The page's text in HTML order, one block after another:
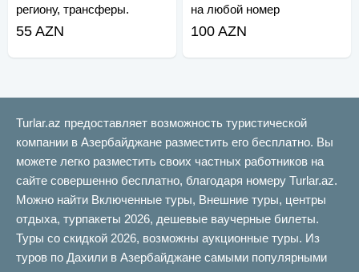
региону, трансферы.
Спринтер.
55 AZN
на любой номер
100 AZN
Turlar.az предоставляет возможность туристической
компании в Азербайджане разместить его бесплатно. Вы
можете легко разместить своих частных работников на
сайте совершенно бесплатно, благодаря номеру Turlar.az.
Можно найти Включенные туры, Внешние туры, центры
отдыха, турпакеты 2026, дешевые ваучерные билеты.
Туры со скидкой 2026, возможны аукционные туры. Из
туров по Дахили в Азербайджане самыми популярными